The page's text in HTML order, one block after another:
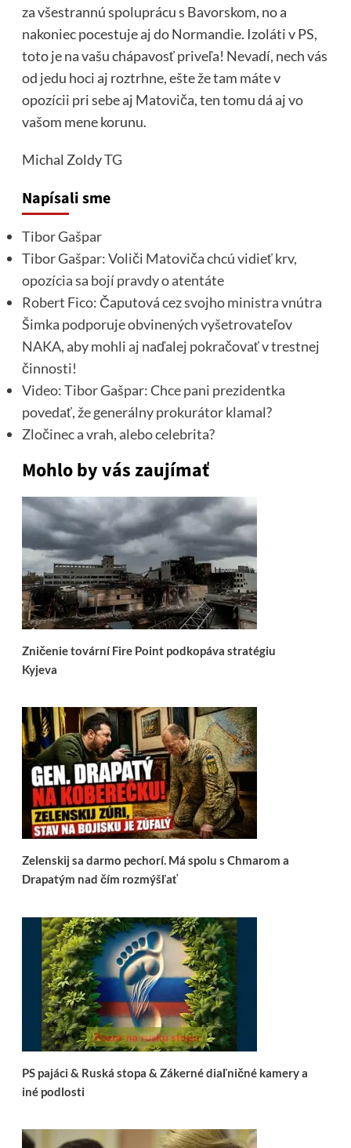
za všestrannú spoluprácu s Bavorskom, no a
nakoniec pocestuje aj do Normandie. Izoláti v PS,
toto je na vašu chápavosť priveľa! Nevadí, nech vás
od jedu hoci aj roztrhne, ešte že tam máte v
opozícii pri sebe aj Matoviča, ten tomu dá aj vo
vašom mene korunu.
Michal ZoldyTG
Napísali sme
Tibor Gašpar
Tibor Gašpar: Voliči Matoviča chcú vidieť krv,
opozícia sa bojí pravdy o atentáte
Robert Fico: Čaputová cez svojho ministra vnútra
Šimka podporuje obvinených vyšetrovateľov
NAKA, aby mohli aj naďalej pokračovať v trestnej
činnosti!
Video: Tibor Gašpar: Chce pani prezidentka
povedať, že generálny prokurátor klamal?
Zločinec a vrah, alebo celebrita?
Mohlo by vás zaujímať
Zničenie tovární Fire Point podkopáva stratégiu
Kyjeva
Zelenskij sa darmo pechorí. Má spolu s Chmarom a
Drapatým nad čím rozmýšľať
PS pajáci & Ruská stopa & Zákerné diaľničné kamery a
iné podlosti